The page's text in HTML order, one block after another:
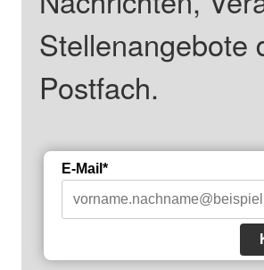
Stellenangebote
Postfach.
E-Mail*